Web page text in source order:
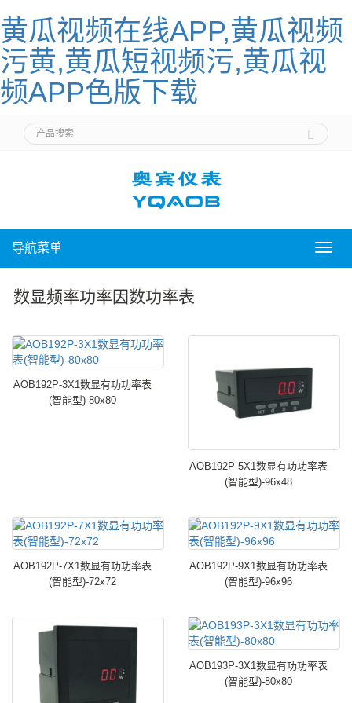
黄瓜视频在线APP,黄瓜视频
污黄,黄瓜短视频污,黄瓜视
频APP色版下载
导
导航菜单
数显频率功率因数功率表
AOB192P-3X1数显有功功率表
(智能型)-80x80
AOB192P-5X1数显有功功率表
(智能型)-96x48
AOB192P-7X1数显有功功率表
(智能型)-72x72
AOB192P-9X1数显有功功率表
(智能型)-96x96
AOB193P-3X1数显有功功率表
(智能型)-80x80